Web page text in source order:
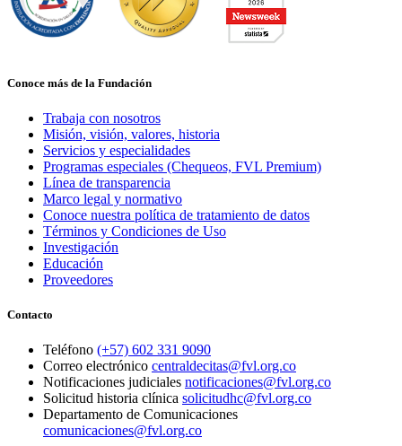
Conoce más de la Fundación
Trabaja con nosotros
Misión, visión, valores, historia
Servicios y especialidades
Programas especiales (Chequeos, FVL Premium)
Línea de transparencia
Marco legal y normativo
Conoce nuestra política de tratamiento de datos
Términos y Condiciones de Uso
Investigación
Educación
Proveedores
Contacto
Teléfono (+57) 602 331 9090
Correo electrónico centraldecitas@fvl.org.co
Notificaciones judiciales notificaciones@fvl.org.co
Solicitud historia clínica solicitudhc@fvl.org.co
Departamento de Comunicaciones
comunicaciones@fvl.org.co